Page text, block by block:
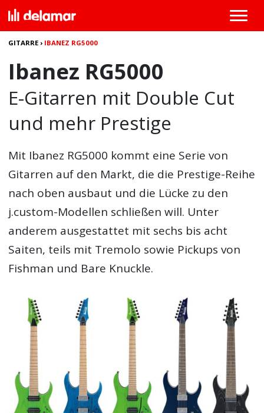
GITARRE › IBANEZ RG5000
Ibanez RG5000
E-Gitarren mit Double Cut
und mehr Prestige
Mit Ibanez RG5000 kommt eine Serie von
Gitarren auf den Markt, die die Prestige-Reihe
nach oben ausbaut und die Lücke zu den
j.custom-Modellen schließen will. Unter
anderem ausgestattet mit sechs bis acht
Saiten, teils mit Tremolo sowie Pickups von
Fishman und Bare Knuckle.